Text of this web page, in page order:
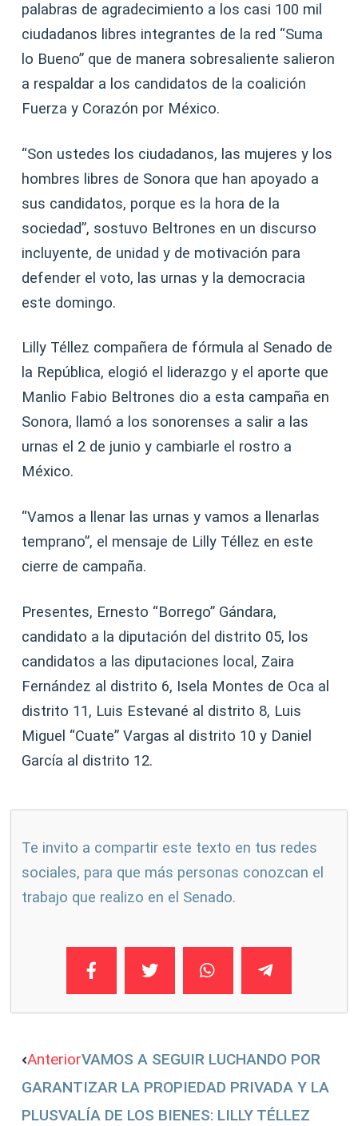
palabras de agradecimiento a los casi 100 mil
ciudadanos libres integrantes de la red “Suma
lo Bueno” que de manera sobresaliente salieron
a respaldar a los candidatos de la coalición
Fuerza y Corazón por México.
“Son ustedes los ciudadanos, las mujeres y los
hombres libres de Sonora que han apoyado a
sus candidatos, porque es la hora de la
sociedad”, sostuvo Beltrones en un discurso
incluyente, de unidad y de motivación para
defender el voto, las urnas y la democracia
este domingo.
Lilly Téllez compañera de fórmula al Senado de
la República, elogió el liderazgo y el aporte que
Manlio Fabio Beltrones dio a esta campaña en
Sonora, llamó a los sonorenses a salir a las
urnas el 2 de junio y cambiarle el rostro a
México.
“Vamos a llenar las urnas y vamos a llenarlas
temprano”, el mensaje de Lilly Téllez en este
cierre de campaña.
Presentes, Ernesto “Borrego” Gándara,
candidato a la diputación del distrito 05, los
candidatos a las diputaciones local, Zaira
Fernández al distrito 6, Isela Montes de Oca al
distrito 11, Luis Estevané al distrito 8, Luis
Miguel “Cuate” Vargas al distrito 10 y Daniel
García al distrito 12.
Te invito a compartir este texto en tus redes
sociales, para que más personas conozcan el
trabajo que realizo en el Senado.
AnteriorVAMOS A SEGUIR LUCHANDO POR
GARANTIZAR LA PROPIEDAD PRIVADA Y LA
PLUSVALÍA DE LOS BIENES: LILLY TÉLLEZ